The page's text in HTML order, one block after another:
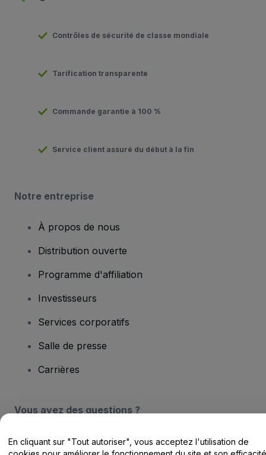
Contrôles de sécurité de classe mondiale
Tarification transparente
Commande garantie à 100 %
Service client assuré du début à la fin
Notre entreprise
À propos de nous
Distribution ouverte
Programme d'affiliation
Investisseurs
Services corporatifs
Salle de presse
Carrières
Vous avez des questions ?
Centre d'assistance / Nous contacter
En cliquant sur "Tout autoriser", vous acceptez l'utilisation de